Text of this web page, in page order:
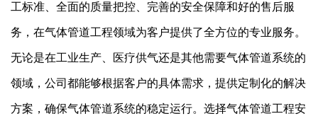
工标准、全面的质量把控、完善的安全保障和好的售后服
务，在气体管道工程领域为客户提供了全方位的专业服务。
无论是在工业生产、医疗供气还是其他需要气体管道系统的
领域，公司都能够根据客户的具体需求，提供定制化的解决
方案，确保气体管道系统的稳定运行。选择气体管道工程安